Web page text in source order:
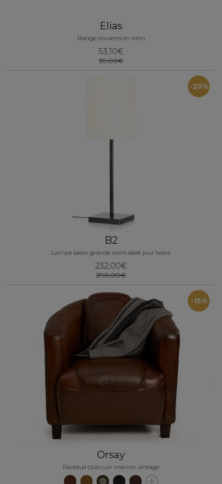
Elias
Range couverts en rotin
53,10€
59,00€
-20%
B2
Lampe salon grande noire abat jour ivoire
232,00€
290,00€
-15%
Orsay
Fauteuil club cuir marron vintage